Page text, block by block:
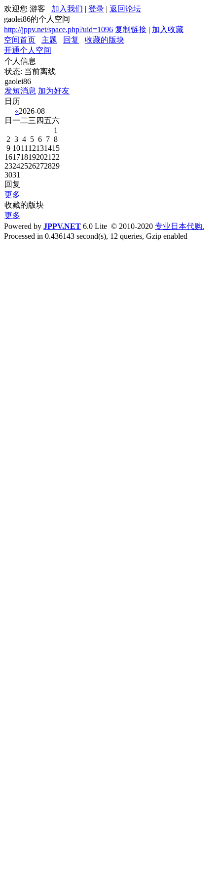
欢迎您 游客 加入我们 | 登录 | 返回论坛
gaolei86的个人空间
http://jppv.net/space.php?uid=1096 复制链接 | 加入收藏
空间首页
主题 回复
收藏的版块
开通个人空间
个人信息
状态: 当前离线
gaolei86
发短消息 加为好友
日历
«2026-08
日 一二三 四五六
1
2 3 4 5 6 7 8
9 1011 12131415
161718192021 22
23242526272829
3031
回复
更多
收藏的版块
更多
Powered by JPPV.NET 6.0 Lite © 2010-2020 专业日本代购.
Processed in 0.436143 second(s), 12 queries, Gzip enabled